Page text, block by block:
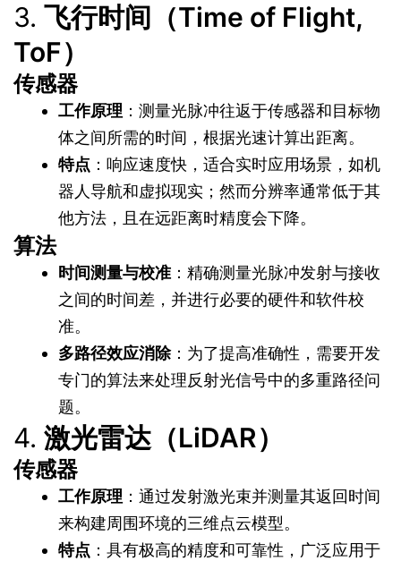
3. 飞行时间（Time of Flight,
ToF）
传感器
工作原理 ：测量光脉冲往返于传感器和目标物
体之间所需的时间，根据光速计算出距离。
特点 ：响应速度快，适合实时应用场景，如机
器人导航和虚拟现实；然而分辨率通常低于其
他方法，且在远距离时精度会下降。
算法
时间测量与校准 ：精确测量光脉冲发射与接收
之间的时间差，并进行必要的硬件和软件校
准。
多路径效应消除：为了提高准确性，需要开发
专门的算法来处理反射光信号中的多重路径问
题。
4. 激光雷达（LiDAR）
传感器
工作原理 ：通过发射激光束并测量其返回时间
来构建周围环境的三维点云模型。
特点 ：具有极高的精度和可靠性，广泛应用于